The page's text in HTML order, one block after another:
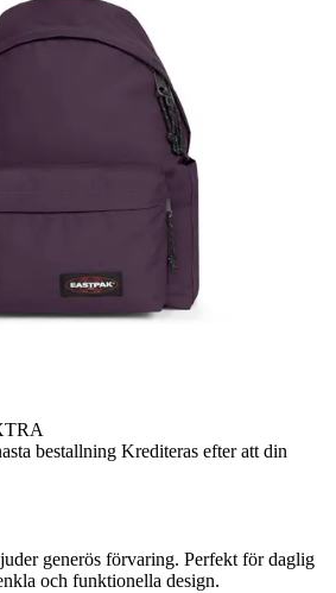
bestallning Krediteras efter att din
generös förvaring. Perfekt för daglig
och funktionella design.